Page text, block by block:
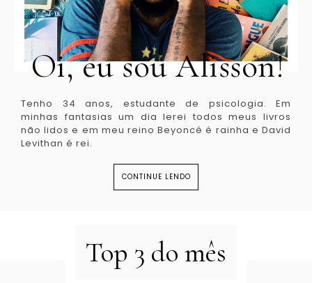
Oi, eu sou Alisson!
Tenho 34 anos, estudante de psicologia. Em
minhas fantasias um dia lerei todos meus livros
não lidos e em meu reino Beyoncé é rainha e David
Levithan é rei.
CONTINUE LENDO
Top 3 do mês